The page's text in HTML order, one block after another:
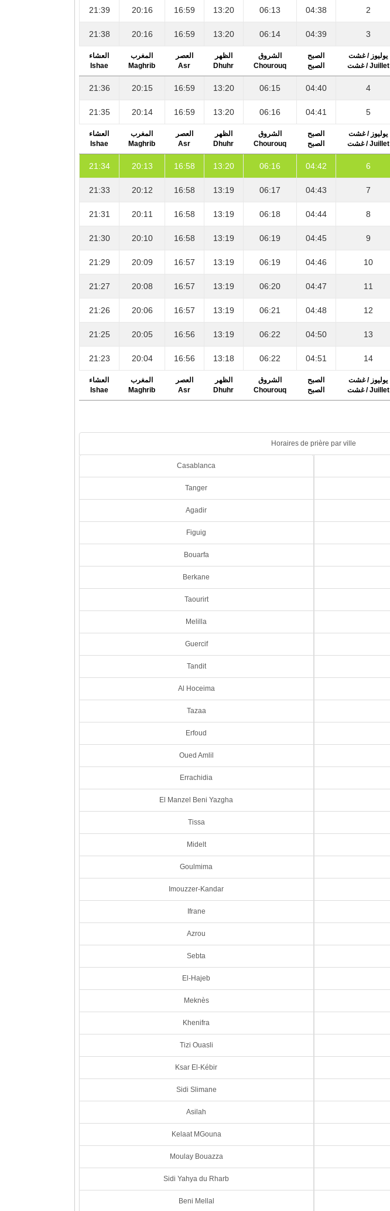
2
04:38
06:13
13:20
16:59
20:16
21:39
3
04:39
06:14
13:20
16:59
20:16
21:38
يوليوز / غشت
Juillet / غشت
الصبح
الصبح
الشروق
Chourouq
الظهر
Dhuhr
العصر
Asr
المغرب
Maghrib
العشاء
Ishae
4
04:40
06:15
13:20
16:59
20:15
21:36
5
04:41
06:16
13:20
16:59
20:14
21:35
يوليوز / غشت
Juillet / غشت
الصبح
الصبح
الشروق
Chourouq
الظهر
Dhuhr
العصر
Asr
المغرب
Maghrib
العشاء
Ishae
6
04:42
06:16
13:20
16:58
20:13
21:34
7
04:43
06:17
13:19
16:58
20:12
21:33
8
04:44
06:18
13:19
16:58
20:11
21:31
9
04:45
06:19
13:19
16:58
20:10
21:30
10
04:46
06:19
13:19
16:57
20:09
21:29
11
04:47
06:20
13:19
16:57
20:08
21:27
12
04:48
06:21
13:19
16:57
20:06
21:26
13
04:50
06:22
13:19
16:56
20:05
21:25
14
04:51
06:22
13:18
16:56
20:04
21:23
يوليوز / غشت
Juillet / غشت
الصبح
الصبح
الشروق
Chourouq
الظهر
Dhuhr
العصر
Asr
المغرب
Maghrib
العشاء
Ishae
Horaires de prière par ville
Casablanca
Tanger
Agadir
Figuig
Bouarfa
Berkane
Taourirt
Melilla
Guercif
Tandit
Al Hoceima
Tazaa
Erfoud
Oued Amlil
Errachidia
El Manzel Beni Yazgha
Tissa
Midelt
Goulmima
Imouzzer-Kandar
Ifrane
Azrou
Sebta
El-Hajeb
Meknès
Khenifra
Tizi Ouasli
Ksar El-Kébir
Sidi Slimane
Asilah
Kelaat MGouna
Moulay Bouazza
Sidi Yahya du Rharb
Beni Mellal